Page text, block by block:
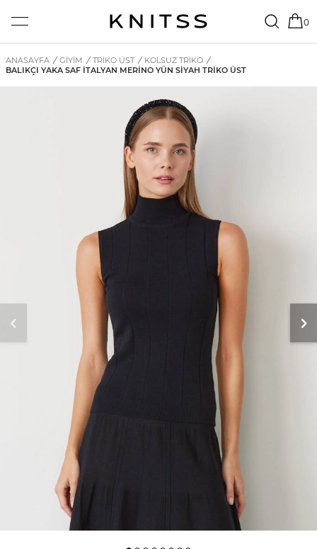
0
ANASAYFA / GİYİM / TRIKO ÜST / KOLSUZ TRIKO /
BALIKÇI YAKA SAF İTALYAN MERINO YÜN SIYAH TRIKO ÜST